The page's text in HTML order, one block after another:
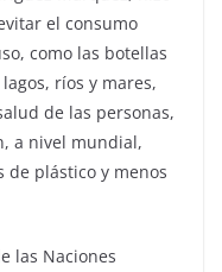
el consumo
como las botellas
ríos y mares,
de las personas,
a nivel mundial,
de plástico y menos
las Naciones